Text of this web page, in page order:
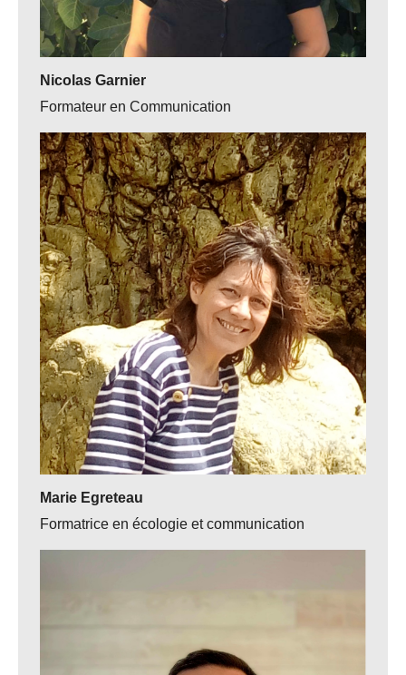
Nicolas Garnier
Formateur en Communication
Marie Egreteau
Formatrice en écologie et communication